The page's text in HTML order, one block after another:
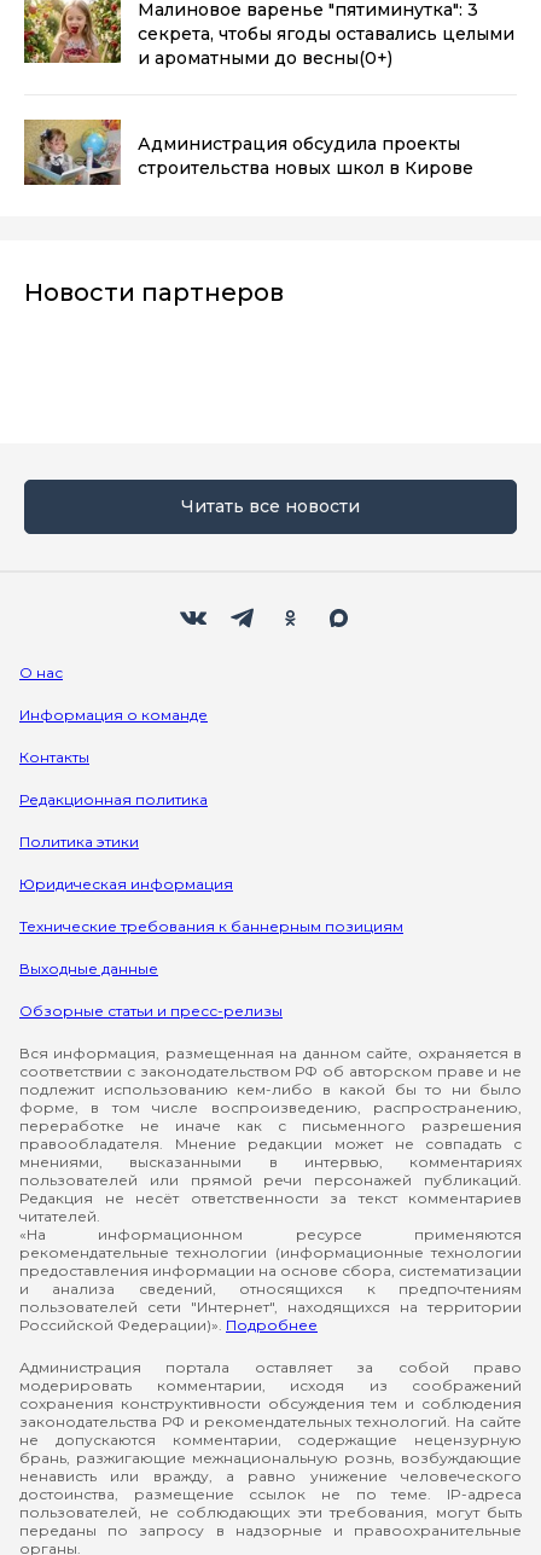
Малиновое варенье "пятиминутка": 3
секрета, чтобы ягоды оставались целыми
и ароматными до весны(0+)
Администрация обсудила проекты
строительства новых школ в Кирове
Новости партнеров
Читать все новости
О нас
Информация о команде
Контакты
Редакционная политика
Политика этики
Юридическая информация
Технические требования к баннерным позициям
Выходные данные
Обзорные статьи и пресс-релизы
Вся информация, размещенная на данном сайте, охраняется в
соответствии с законодательством РФ об авторском праве и не
подлежит использованию кем-либо в какой бы то ни было
форме, в том числе воспроизведению, распространению,
переработке не иначе как с письменного разрешения
правообладателя. Мнение редакции может не совпадать с
мнениями, высказанными в интервью, комментариях
пользователей или прямой речи персонажей публикаций.
Редакция не несёт ответственности за текст комментариев
читателей.
«На информационном ресурсе применяются
рекомендательные технологии (информационные технологии
предоставления информации на основе сбора, систематизации
и анализа сведений, относящихся к предпочтениям
пользователей сети "Интернет", находящихся на территории
Российской Федерации)». Подробнее
Администрация портала оставляет за собой право
модерировать комментарии, исходя из соображений
сохранения конструктивности обсуждения тем и соблюдения
законодательства РФ и рекомендательных технологий. На сайте
не допускаются комментарии, содержащие нецензурную
брань, разжигающие межнациональную рознь, возбуждающие
ненависть или вражду, а равно унижение человеческого
достоинства, размещение ссылок не по теме. IP-адреса
пользователей, не соблюдающих эти требования, могут быть
переданы по запросу в надзорные и правоохранительные
органы.